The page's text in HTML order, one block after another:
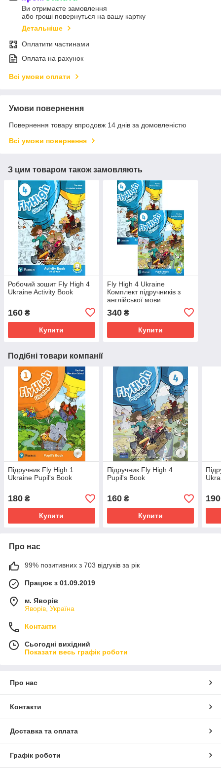
Ви отримаєте замовлення
або гроші повернуться на вашу картку
Детальніше
Оплатити частинами
Оплата на рахунок
Всі умови оплати
Умови повернення
Повернення товару впродовж 14 днів за домовленістю
Всі умови повернення
З цим товаром також замовляють
Робочий зошит Fly High 4
Ukraine Activity Book
160 ₴
Купити
Fly High 4 Ukraine
Комплект підручників з
англійської мови
340₴
Купити
Подібні товари компанії
Підручник Fly High 1
Ukraine Pupil's Book
180 ₴
Купити
Підручник Fly High 4
Pupil's Book
160₴
Купити
190
Про нас
99% позитивних з 703 відгуків за рік
Працює з 01.09.2019
м. Яворів
Яворів, Україна
Контакти
Сьогодні вихідний
Показати весь графік роботи
Про нас
Контакти
Доставка та оплата
Графік роботи